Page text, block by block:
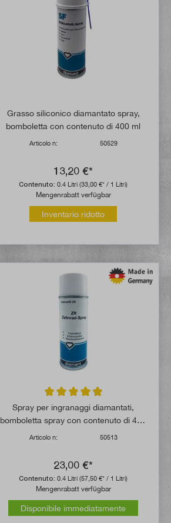
Grasso siliconico diamantato spray,
bomboletta con contenuto di 400 ml
Articolo n: 50529
13,20 €*
Contenuto:0.4 Litri(33,00 €* / 1 Litri)
Mengenrabatt verfügbar
Inventario ridotto
Valutazione media di 4.8 su 5 stelle
Spray per ingranaggi diamantati,
bomboletta spray con contenuto di 400
Articolo n: 50513
23,00 €*
Contenuto:0.4 Litri(57,50 €* / 1 Litri)
Mengenrabatt verfügbar
Disponibile immediatamente